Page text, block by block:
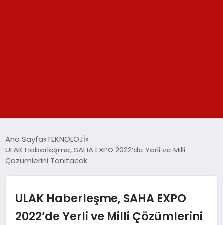
SPOR
Ana Sayfa TEKNOLOJİ
ULAK Haberleşme, SAHA EXPO 2022’de Yerli ve Milli
Çözümlerini Tanıtacak
ULAK Haberleşme, SAHA EXPO
2022’de Yerli ve Milli Çözümlerini